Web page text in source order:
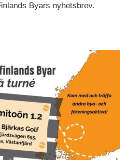
Byars nyhetsbrev.